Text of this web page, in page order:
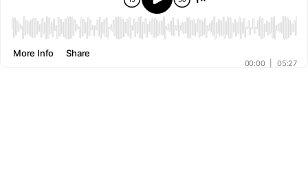
00:00
00:00 05:27
More Info Share